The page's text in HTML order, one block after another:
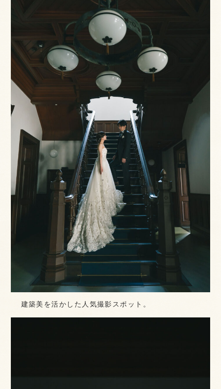
建築美を活かした人気撮影スポット。